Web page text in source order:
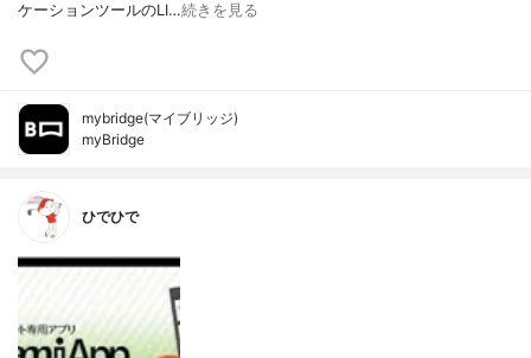
ケーションツールのLI…続きを見る
mybridge(マイブリッジ)
myBridge
ひでひで